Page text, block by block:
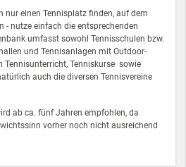
nur einen Tennisplatz finden, auf dem
- nutze einfach die entsprechenden
umfasst sowohl Tennisschulen bzw.
und Tennisanlagen mit Outdoor-
Tennisunterricht, Tenniskurse sowie
auch die diversen Tennisvereine
ab ca. fünf Jahren empfohlen, da
vorher noch nicht ausreichend